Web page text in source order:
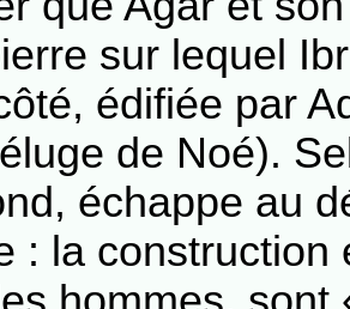
sur lequel
édifiée par
de Noé).
échappe au
: la